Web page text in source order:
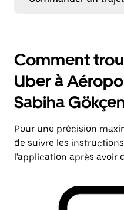
Comment
Uber à
Sabiha
Pour une précision
de suivre les
l'application après avoir